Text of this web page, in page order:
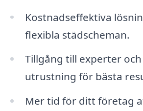
Kostnadseffektiva
flexibla städscheman.
Tillgång till experter
utrustning för bästa
Mer tid för ditt företag